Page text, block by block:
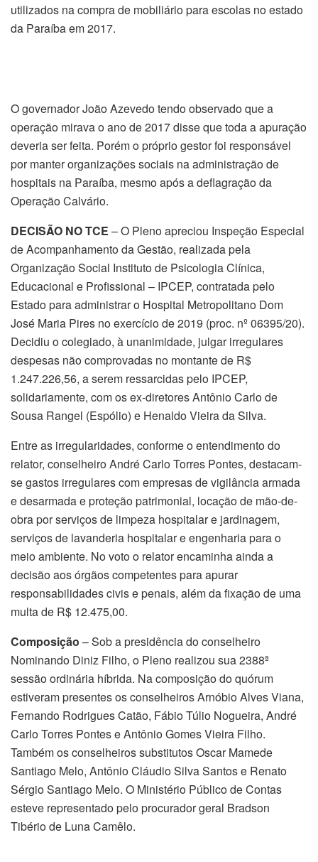
utilizados na compra de mobiliário para escolas no estado
da Paraíba em 2017.
O governador João Azevedo tendo observado que a
operação mirava o ano de 2017 disse que toda a apuração
deveria ser feita. Porém o próprio gestor foi responsável
por manter organizações sociais na administração de
hospitais na Paraíba, mesmo após a deflagração da
Operação Calvário.
DECISÃO NO TCE – O Pleno apreciou Inspeção Especial
de Acompanhamento da Gestão, realizada pela
Organização Social Instituto de Psicologia Clínica,
Educacional e Profissional – IPCEP, contratada pelo
Estado para administrar o Hospital Metropolitano Dom
José Maria Pires no exercício de 2019 (proc. nº 06395/20).
Decidiu o colegiado, à unanimidade, julgar irregulares
despesas não comprovadas no montante de R$
1.247.226,56, a serem ressarcidas pelo IPCEP,
solidariamente, com os ex-diretores Antônio Carlo de
Sousa Rangel (Espólio) e Henaldo Vieira da Silva.
Entre as irregularidades, conforme o entendimento do
relator, conselheiro André Carlo Torres Pontes, destacam-
se gastos irregulares com empresas de vigilância armada
e desarmada e proteção patrimonial, locação de mão-de-
obra por serviços de limpeza hospitalar e jardinagem,
serviços de lavanderia hospitalar e engenharia para o
meio ambiente. No voto o relator encaminha ainda a
decisão aos órgãos competentes para apurar
responsabilidades civis e penais, além da fixação de uma
multa de R$ 12.475,00.
Composição – Sob a presidência do conselheiro
Nominando Diniz Filho, o Pleno realizou sua 2388ª
sessão ordinária híbrida. Na composição do quórum
estiveram presentes os conselheiros Arnóbio Alves Viana,
Fernando Rodrigues Catão, Fábio Túlio Nogueira, André
Carlo Torres Pontes e Antônio Gomes Vieira Filho.
Também os conselheiros substitutos Oscar Mamede
Santiago Melo, Antônio Cláudio Silva Santos e Renato
Sérgio Santiago Melo. O Ministério Público de Contas
esteve representado pelo procurador geral Bradson
Tibério de Luna Camêlo.